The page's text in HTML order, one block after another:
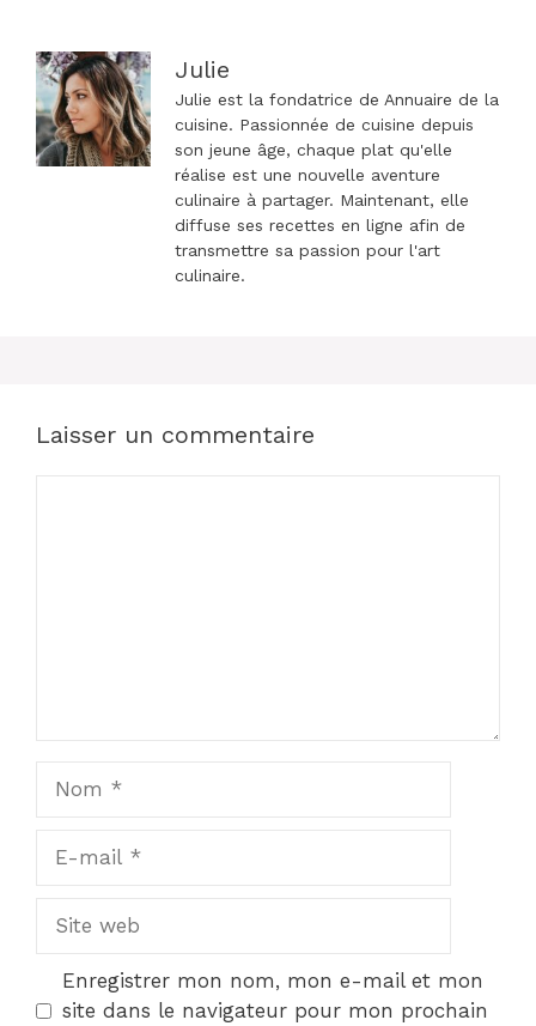
Julie
Julie est la fondatrice de Annuaire de la
cuisine. Passionnée de cuisine depuis
son jeune âge, chaque plat qu'elle
réalise est une nouvelle aventure
culinaire à partager. Maintenant, elle
diffuse ses recettes en ligne afin de
transmettre sa passion pour l'art
culinaire.
Laisser un commentaire
mail
web
Enregistrer mon nom, mon e-mail et mon
site dans le navigateur pour mon prochain